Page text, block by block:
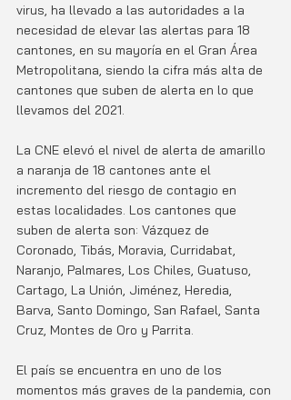
virus, ha llevado a las autoridades a la
necesidad de elevar las alertas para 18
cantones, en su mayoría en el Gran Área
Metropolitana, siendo la cifra más alta de
cantones que suben de alerta en lo que
llevamos del 2021.
La CNE elevó el nivel de alerta de amarillo
a naranja de 18 cantones ante el
incremento del riesgo de contagio en
estas localidades. Los cantones que
suben de alerta son: Vázquez de
Coronado, Tibás, Moravia, Curridabat,
Naranjo, Palmares, Los Chiles, Guatuso,
Cartago, La Unión, Jiménez, Heredia,
Barva, Santo Domingo, San Rafael, Santa
Cruz, Montes de Oro y Parrita.
El país se encuentra en uno de los
momentos más graves de la pandemia, con